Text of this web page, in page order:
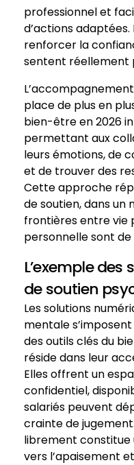
professionnel et
d’actions
renforcer la
sentent réellement
place de plus en
bien-être en 2026
permettant aux
leurs émotions, de
et de trouver des
Cette approche
de soutien, dans un
frontières entre vie
personnelle sont de
L’exemple
de soutien
Les solutions
mentale
des outils clés du
réside dans leur
Elles offrent un
confidentiel,
salariés peuvent
crainte de
librement constitue
vers l’apaisement